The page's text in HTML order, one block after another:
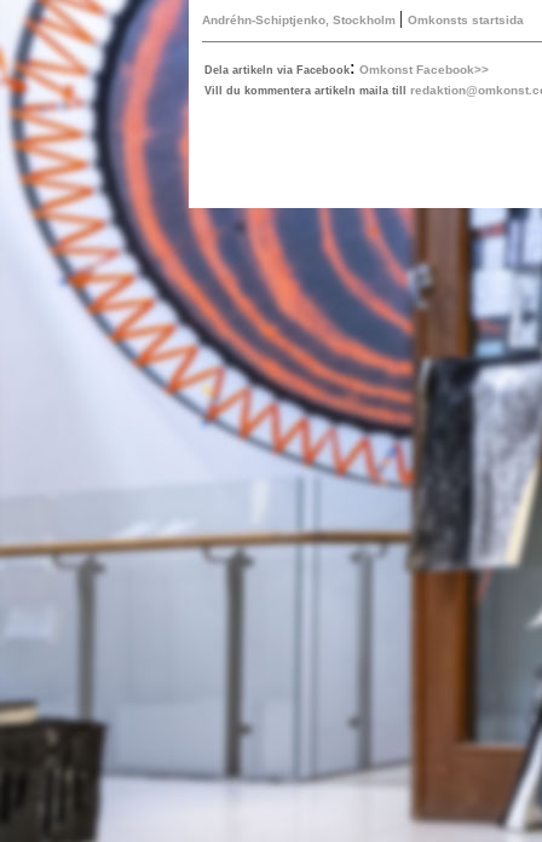
Andréhn-Schiptjenko, Stockholm | Omkonsts startsida
Dela artikeln via Facebook: Omkonst Facebook>>
Vill du kommentera artikeln maila till